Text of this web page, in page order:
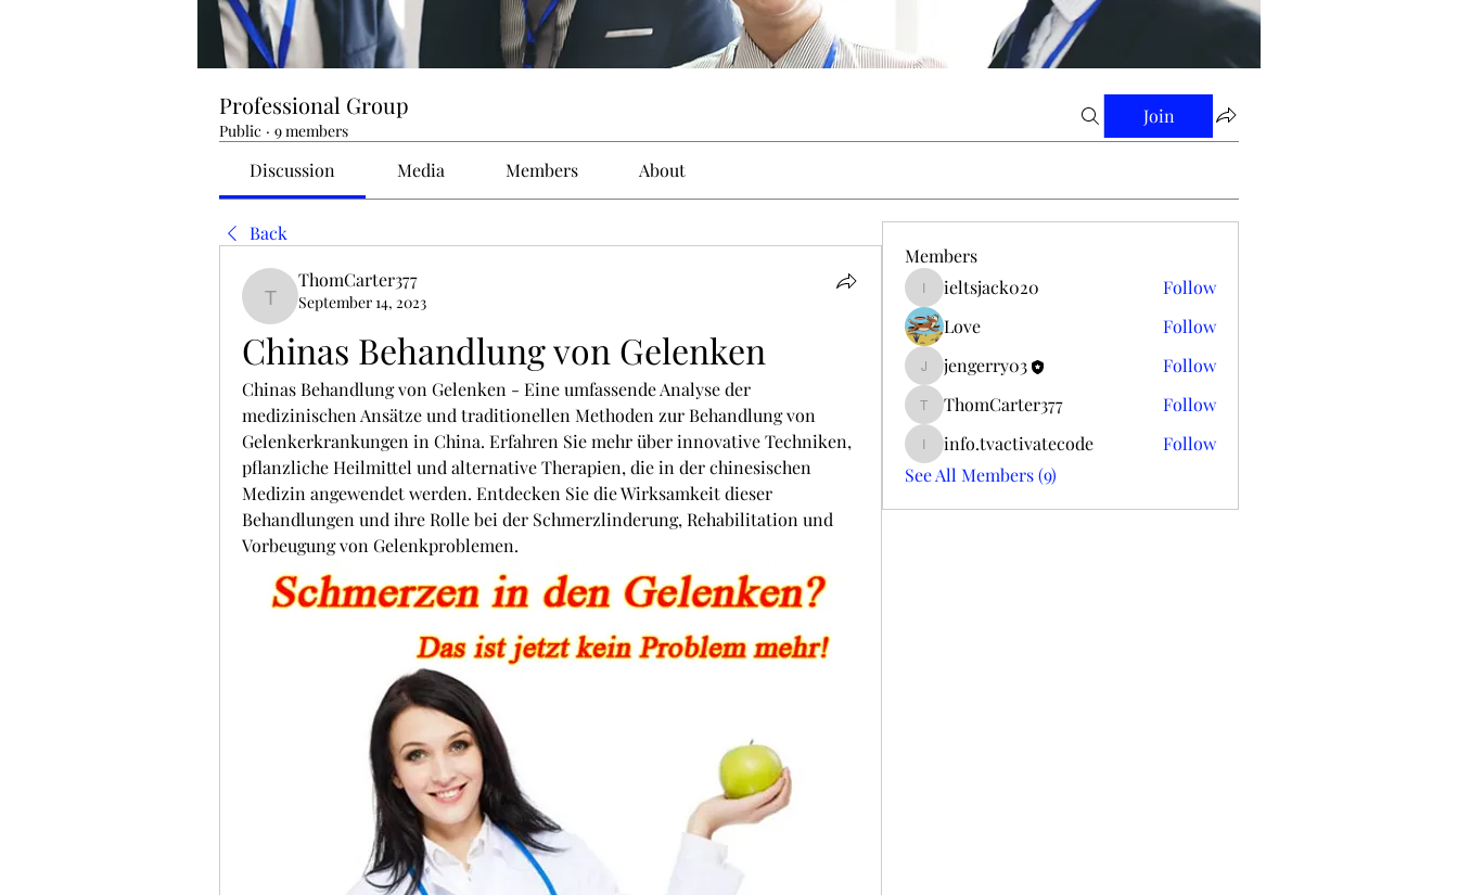
Professional Group
Public · 9 members
Join
Discussion Media Members About
Back
ThomCarter377
ThomCarter377
September 14, 2023
Chinas Behandlung von Gelenken
Chinas Behandlung von Gelenken - Eine umfassende Analyse der
medizinischen Ansätze und traditionellen Methoden zur Behandlung von
Gelenkerkrankungen in China. Erfahren Sie mehr über innovative Techniken,
pflanzliche Heilmittel und alternative Therapien, die in der chinesischen
Medizin angewendet werden. Entdecken Sie die Wirksamkeit dieser
Behandlungen und ihre Rolle bei der Schmerzlinderung, Rehabilitation und
Vorbeugung von Gelenkproblemen.
Members
ieltsjack020
ieltsjack020
Follow
Love
Follow
jengerry03
jengerry03 Follow
ThomCarter377
ThomCarter377 Follow
info.tvactivatecode
info.tvactivatecode
Follow
See All Members (9)